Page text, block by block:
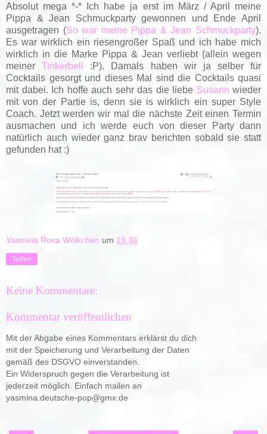
Absolut mega *-* Ich habe ja erst im März / April meine
Pippa & Jean Schmuckparty gewonnen und Ende April
ausgetragen (So war meine Pippa & Jean Schmuckparty).
Es war wirklich ein riesengroßer Spaß und ich habe mich
wirklich in die Marke Pippa & Jean verliebt (allein wegen
meinerTinkerbell
:P). Damals haben wir ja selber für
Cocktails gesorgt und dieses Mal sind die Cocktails quasi
mit dabei. Ich hoffe auch sehr das die liebe Susann wieder
mit von der Partie is, denn sie is wirklich ein super Style
Coach. Jetzt werden wir mal die nächste Zeit einen Termin
ausmachen und ich werde euch von dieser Party dann
natürlich auch wieder ganz brav berichten sobald sie statt
gefunden hat :)
Yasmina Rosa Wölkchen um 19:36
Teilen
Keine Kommentare:
Kommentar veröffentlichen
Mit der Abgabe eines Kommentars erklärst du dich
mit der Speicherung und Verarbeitung der Daten
gemäß des DSGVO einverstanden.
Ein Widerspruch gegen die Verarbeitung ist
jederzeit möglich. Einfach mailen an
yasmina.deutsche-pop@gmx.de